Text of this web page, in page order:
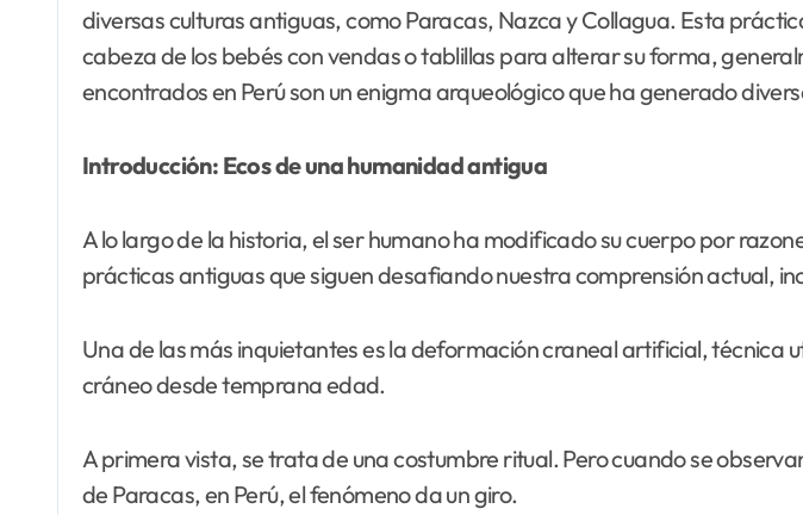
diversas culturas antiguas, como Paracas, Nazca y Collagua. Esta
cabeza de los bebés con vendas o tablillas para alterar su forma,
encontrados en Perú son un enigma arqueológico que ha generado
Introducción: Ecos de una humanidad antigua
A lo largo de la historia, el ser humano ha modificado su cuerpo por
prácticas antiguas que siguen desafiando nuestra comprensión actual,
Una de las más inquietantes es la deformación craneal artificial,
cráneo desde temprana edad.
A primera vista, se trata de una costumbre ritual. Pero cuando se
de Paracas, en Perú, el fenómeno da un giro.